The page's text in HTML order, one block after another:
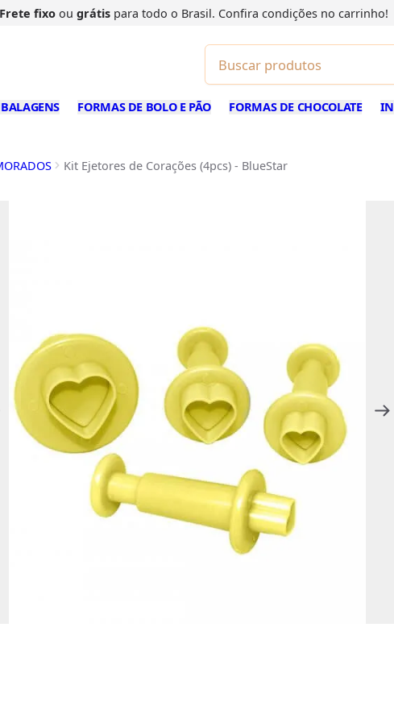
Frete fixoou grátispara todo o Brasil. Confira condições no carrinho!
FORMAS DE BOLO E PÃO FORMAS DE CHOCOLATE
Kit Ejetores de Corações (4pcs) - BlueStar